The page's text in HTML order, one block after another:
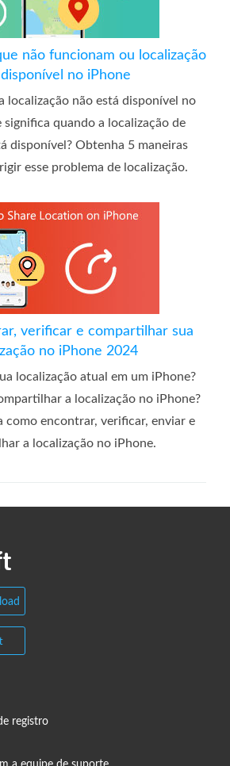
não funcionam ou localização
no iPhone
localização não está disponível no
significa quando a localização de
disponível? Obtenha 5 maneiras
esse problema de localização.
verificar e compartilhar sua
no iPhone 2024
localização atual em um iPhone?
a localização no iPhone?
como encontrar, verificar, enviar e
a localização no iPhone.
registro